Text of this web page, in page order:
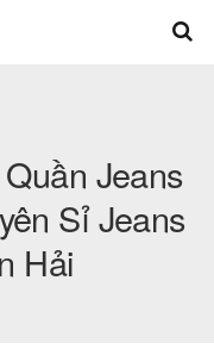
Jeans
Sỉ Jeans
Hải